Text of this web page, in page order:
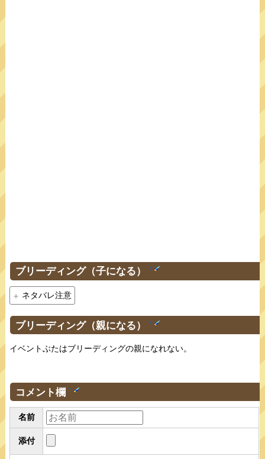
ブリーディング（子になる） †
ネタバレ注意
ブリーディング（親になる） †
イベントぶたはブリーディングの親になれない。
コメント欄 †
名前
添付